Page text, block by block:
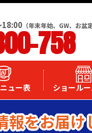
18:00 （年末年始、GW、お盆
758
ュー表 ショール
をお届け